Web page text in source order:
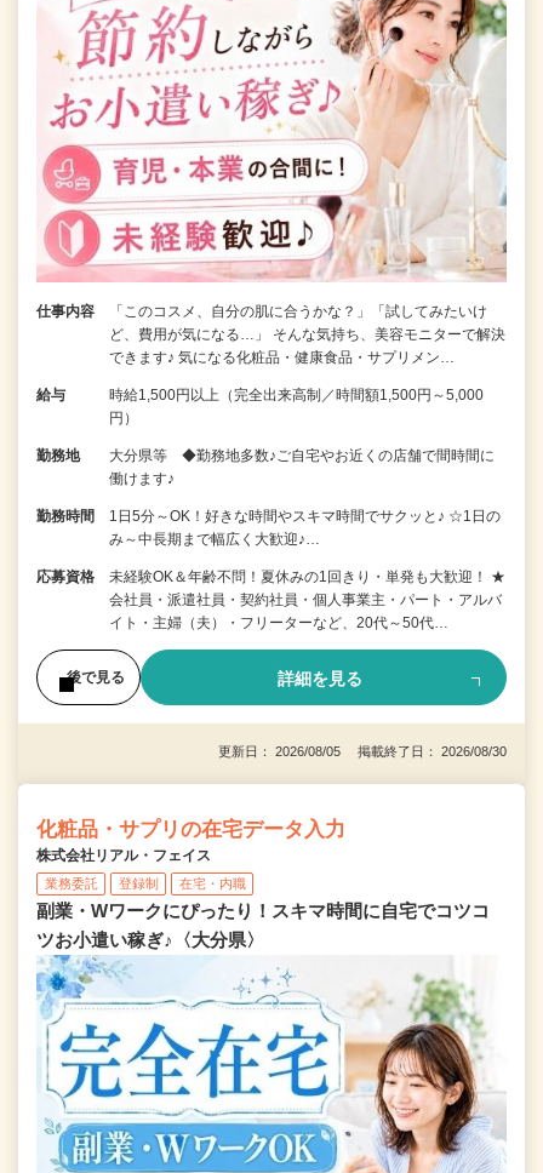
仕事内容
「このコスメ、自分の肌に合うかな？」「試してみたいけ
ど、費用が気になる…」 そんな気持ち、美容モニターで解決
できます♪ 気になる化粧品・健康食品・サプリメン…
給与
時給1,500円以上（完全出来高制／時間額1,500円～5,000
円）
勤務地
大分県等 ◆勤務地多数♪ご自宅やお近くの店舗で間時間に
働けます♪
勤務時間
1日5分～OK！好きな時間やスキマ時間でサクッと♪ ☆1日の
み～中長期まで幅広く大歓迎♪…
応募資格
未経験OK＆年齢不問！夏休みの1回きり・単発も大歓迎！ ★
会社員・派遣社員・契約社員・個人事業主・パート・アルバ
イト・主婦（夫）・フリーターなど、20代～50代…
後で見る 詳細を見る
更新日： 2026/08/05 掲載終了日： 2026/08/30
化粧品・サプリの在宅データ入力
株式会社リアル・フェイス
業務委託 登録制 在宅・内職
副業・Wワークにぴったり！スキマ時間に自宅でコツコ
ツお小遣い稼ぎ♪〈大分県〉